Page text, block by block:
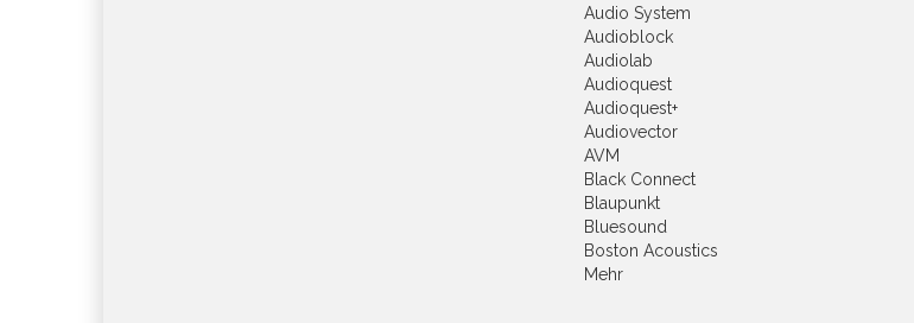
Audio System
Audioblock
Audiolab
Audioquest
Audioquest+
Audiovector
AVM
Black Connect
Blaupunkt
Bluesound
Boston Acoustics
Mehr